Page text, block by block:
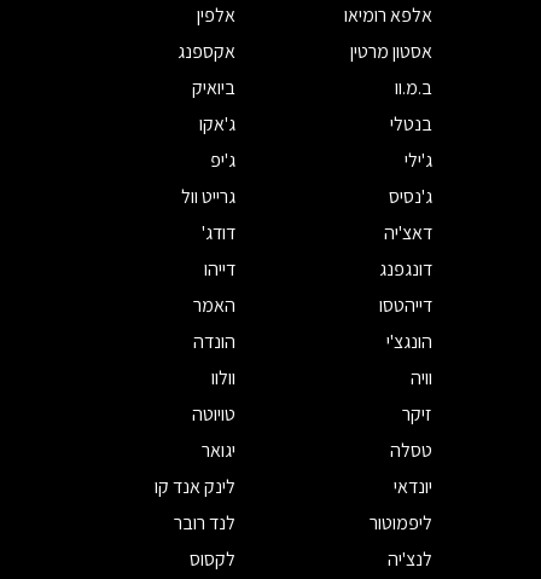
אלפא רומיאו
אלפין
אסטון מרטין
אקספנג
ב.מ.וו
ביואיק
בנטלי
ג'אקו
ג'ילי
ג'יפ
ג'נסיס
גרייט וול
דאצ'יה
דודג'
דונגפנג
דייהו
דייהטסו
האמר
הונגצ'י
הונדה
וויה
וולוו
זיקר
טויוטה
טסלה
יגואר
יונדאי
לינק אנד קו
ליפמוטור
לנד רובר
לנצ'יה
לקסוס